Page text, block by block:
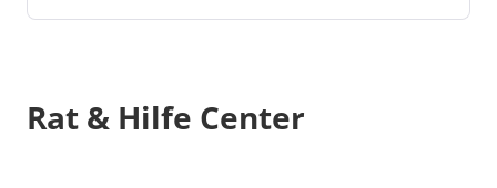
Rat & Hilfe Center